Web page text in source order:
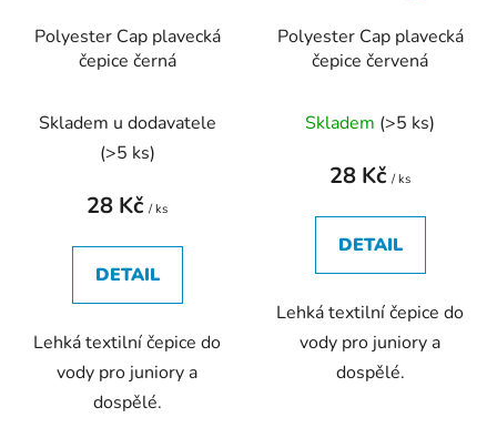
Polyester Cap plavecká
čepice černá
Skladem u dodavatele
(>5 ks)
28 Kč / ks
DETAIL
Lehká textilní čepice do
vody pro juniory a
dospělé.
Polyester Cap plavecká
čepice červená
Skladem (>5 ks)
28 Kč / ks
DETAIL
Lehká textilní čepice do
vody pro juniory a
dospělé.